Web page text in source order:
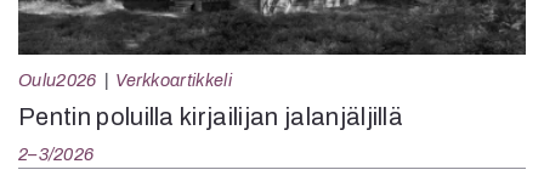
Oulu2026 Verkkoartikkeli
Pentin poluilla kirjailijan jalanjäljillä
2–3/2026